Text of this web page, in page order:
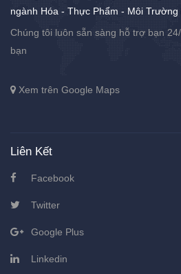
ngành Hóa - Thực Phẩm - Môi Trường
Chúng tôi luôn sẵn sàng hỗ trợ bạn
bạn
Xem trên Google Maps
Liên Kết
Facebook
Twitter
Google Plus
Linkedin